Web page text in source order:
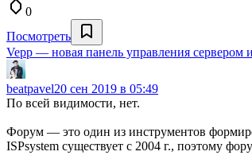
0
Посмотреть
Vepp — новая панель управления сервером
beatpavel20 сен 2019 в 05:49
По всей видимости, нет.
Форум — это один из инструментов
ISPsystem существует с 2004 г., поэтому